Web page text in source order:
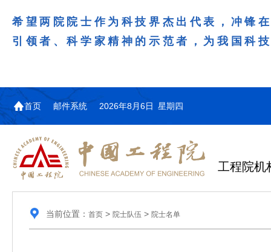
希望两院院士作为科技界杰出代表，冲锋
引领者、科学家精神的示范者，为我国科
首页 邮件系统 2026年8月6日 星期四
工程院机
当前位置： 首页> 院士队伍 > 院士名单